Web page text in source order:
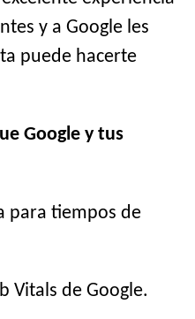
y a Google les
puede hacerte
Google y tus
para tiempos de
Vitals de Google.